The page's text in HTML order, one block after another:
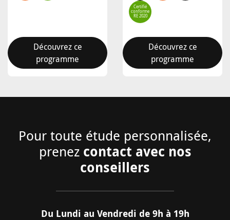
Découvrez ce
programme
Certifié
conforme
RE 2020
Découvrez ce
programme
Pour toute étude personnalisée,
prenez contact avec nos
conseillers
Du Lundi au Vendredi de 9h à 19h